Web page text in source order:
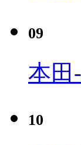
09
本田
10